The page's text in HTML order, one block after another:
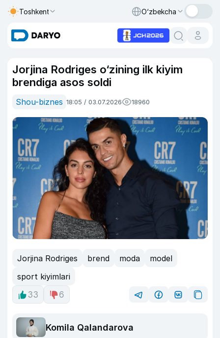
Toshkent O‘zbekcha
Jorjina Rodriges o‘zining ilk kiyim
brendiga asos soldi
Shou-biznes 18:05 / 03.07.2026 18960
Jorjina Rodriges brend moda
model
sport kiyimlari
33
6
Komila Qalandarova